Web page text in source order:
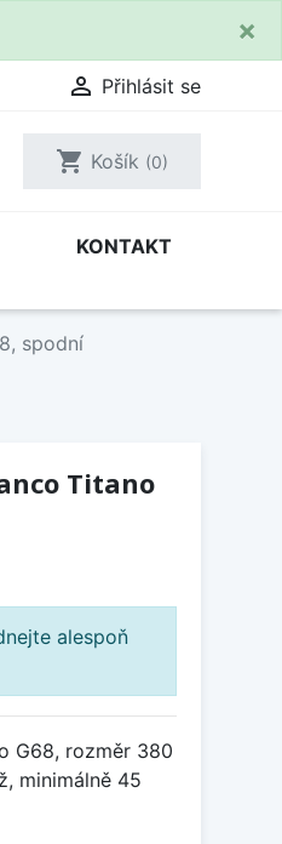
×
 Přihlásit se
shopping_cart Košík (0)
KONTAKT
spodní
Titano
alespoň
G68, rozměr 380
minimálně 45